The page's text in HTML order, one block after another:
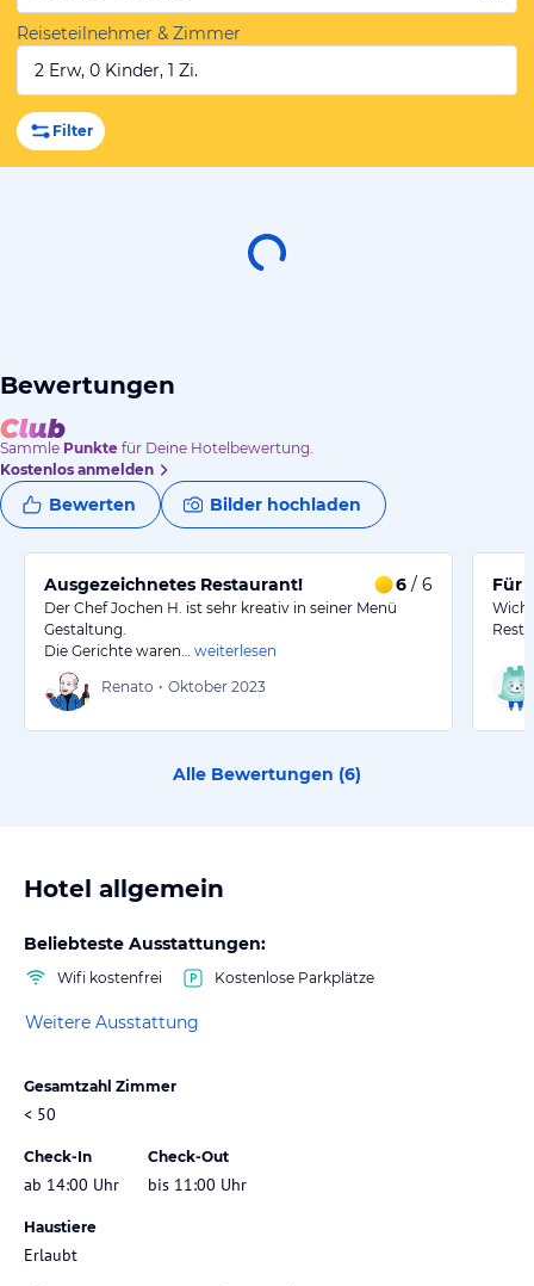
Reiseteilnehmer & Zimmer
2 Erw, 0 Kinder, 1 Zi.
Filter
Bewertungen
Sammle Punkte für Deine Hotelbewertung.
Kostenlos anmelden
Bewerten Bilder hochladen
Ausgezeichnetes Restaurant! 6 / 6
Der Chef Jochen H. ist sehr kreativ in seiner Menü
Gestaltung.
Die Gerichte waren…
weiterlesen
Renato • Oktober 2023
Für
Alle Bewertungen (6)
Hotel allgemein
Beliebteste Ausstattungen:
Wifi kostenfrei Kostenlose Parkplätze
Weitere Ausstattung
Gesamtzahl Zimmer
< 50
Check-In
ab 14:00 Uhr
Check-Out
bis 11:00 Uhr
Haustiere
Erlaubt